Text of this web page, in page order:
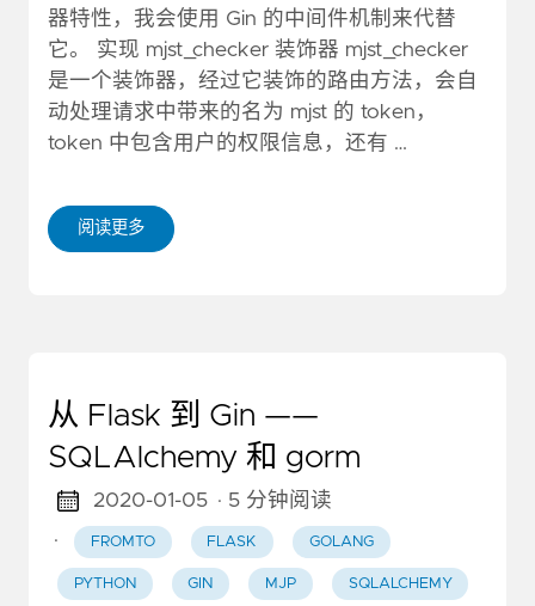
器特性，我会使用 Gin 的中间件机制来代替
它。 实现 mjst_checker 装饰器 mjst_checker
是一个装饰器，经过它装饰的路由方法，会自
动处理请求中带来的名为 mjst 的 token，
token 中包含用户的权限信息，还有 …
阅读更多
从 Flask 到 Gin ——
SQLAlchemy 和 gorm
2020-01-05 · 5 分钟阅读
·
FROMTO FLASK GOLANG
PYTHON GIN MJP SQLALCHEMY